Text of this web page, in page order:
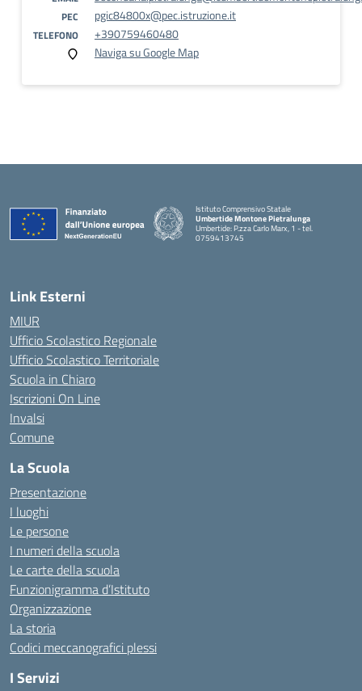
PEC pgic84800x@pec.istruzione.it
TELEFONO
+390759460480
Naviga su Google Map
Istituto Comprensivo Statale
Umbertide Montone Pietralunga
Umbertide: P.zza Carlo Marx, 1 - tel.
0759413745
Link Esterni
MIUR
Ufficio Scolastico Regionale
Ufficio Scolastico Territoriale
Scuola in Chiaro
Iscrizioni On Line
Invalsi
Comune
La Scuola
Presentazione
I luoghi
Le persone
I numeri della scuola
Le carte della scuola
Funzionigramma d’Istituto
Organizzazione
La storia
Codici meccanografici plessi
I Servizi